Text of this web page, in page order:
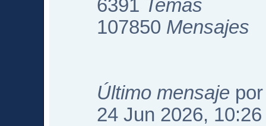
6391 Temas
107850 Mensajes
Último mensaje
24 Jun 2026, 10:26